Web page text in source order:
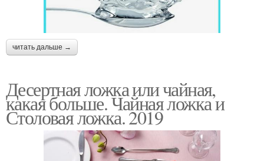
читать дальше →
Десертная ложка или чайная,
какая больше. Чайная ложка и
Столовая ложка. 2019